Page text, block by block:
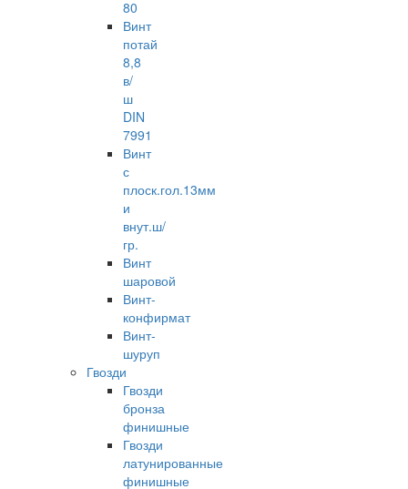
80
Винт
потай
8,8
в/
ш
DIN
7991
Винт
с
плоск.гол.13мм
и
внут.ш/
гр.
Винт
шаровой
Винт-
конфирмат
Винт-
шуруп
Гвозди
Гвозди
бронза
финишные
Гвозди
латунированные
финишные